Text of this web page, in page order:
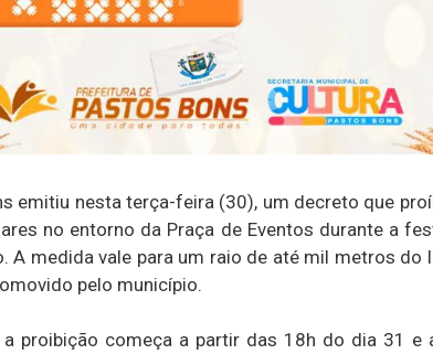
emitiu nesta terça-feira (30), um decreto que
no entorno da Praça de Eventos durante a
A medida vale para um raio de até mil metros do
pelo município.
a proibição começa a partir das 18h do dia 31 e